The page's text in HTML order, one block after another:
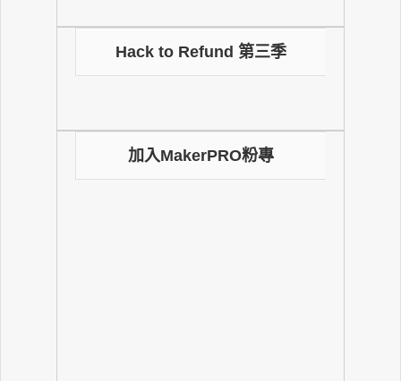
Hack to Refund 第三季
加入MakerPRO粉專